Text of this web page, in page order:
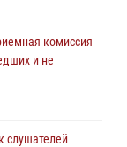
института
комиссия
и не
слушателей